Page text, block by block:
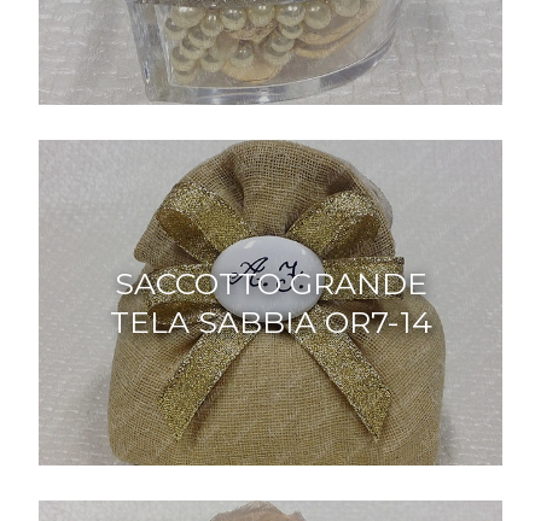
SACCOTTO GRANDE
TELA SABBIA OR7-14